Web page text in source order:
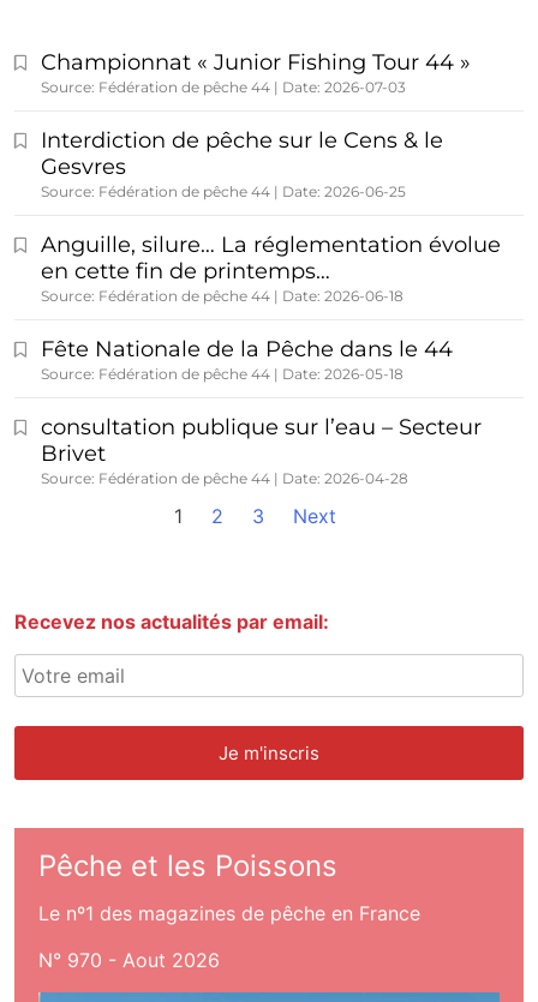
Championnat « Junior Fishing Tour 44 »
Source: Fédération de pêche 44 Date: 2026-07-03
Interdiction de pêche sur le Cens & le
Gesvres
Source: Fédération de pêche 44 Date: 2026-06-25
Anguille, silure… La réglementation évolue
en cette fin de printemps…
Source: Fédération de pêche 44 Date: 2026-06-18
Fête Nationale de la Pêche dans le 44
Source: Fédération de pêche 44 Date: 2026-05-18
consultation publique sur l’eau – Secteur
Brivet
Source: Fédération de pêche 44 Date: 2026-04-28
1 2 3 Next
Recevez nos actualités par email:
Pêche et les Poissons
Le nº1 des magazines de pêche en France
N° 970 - Aout 2026